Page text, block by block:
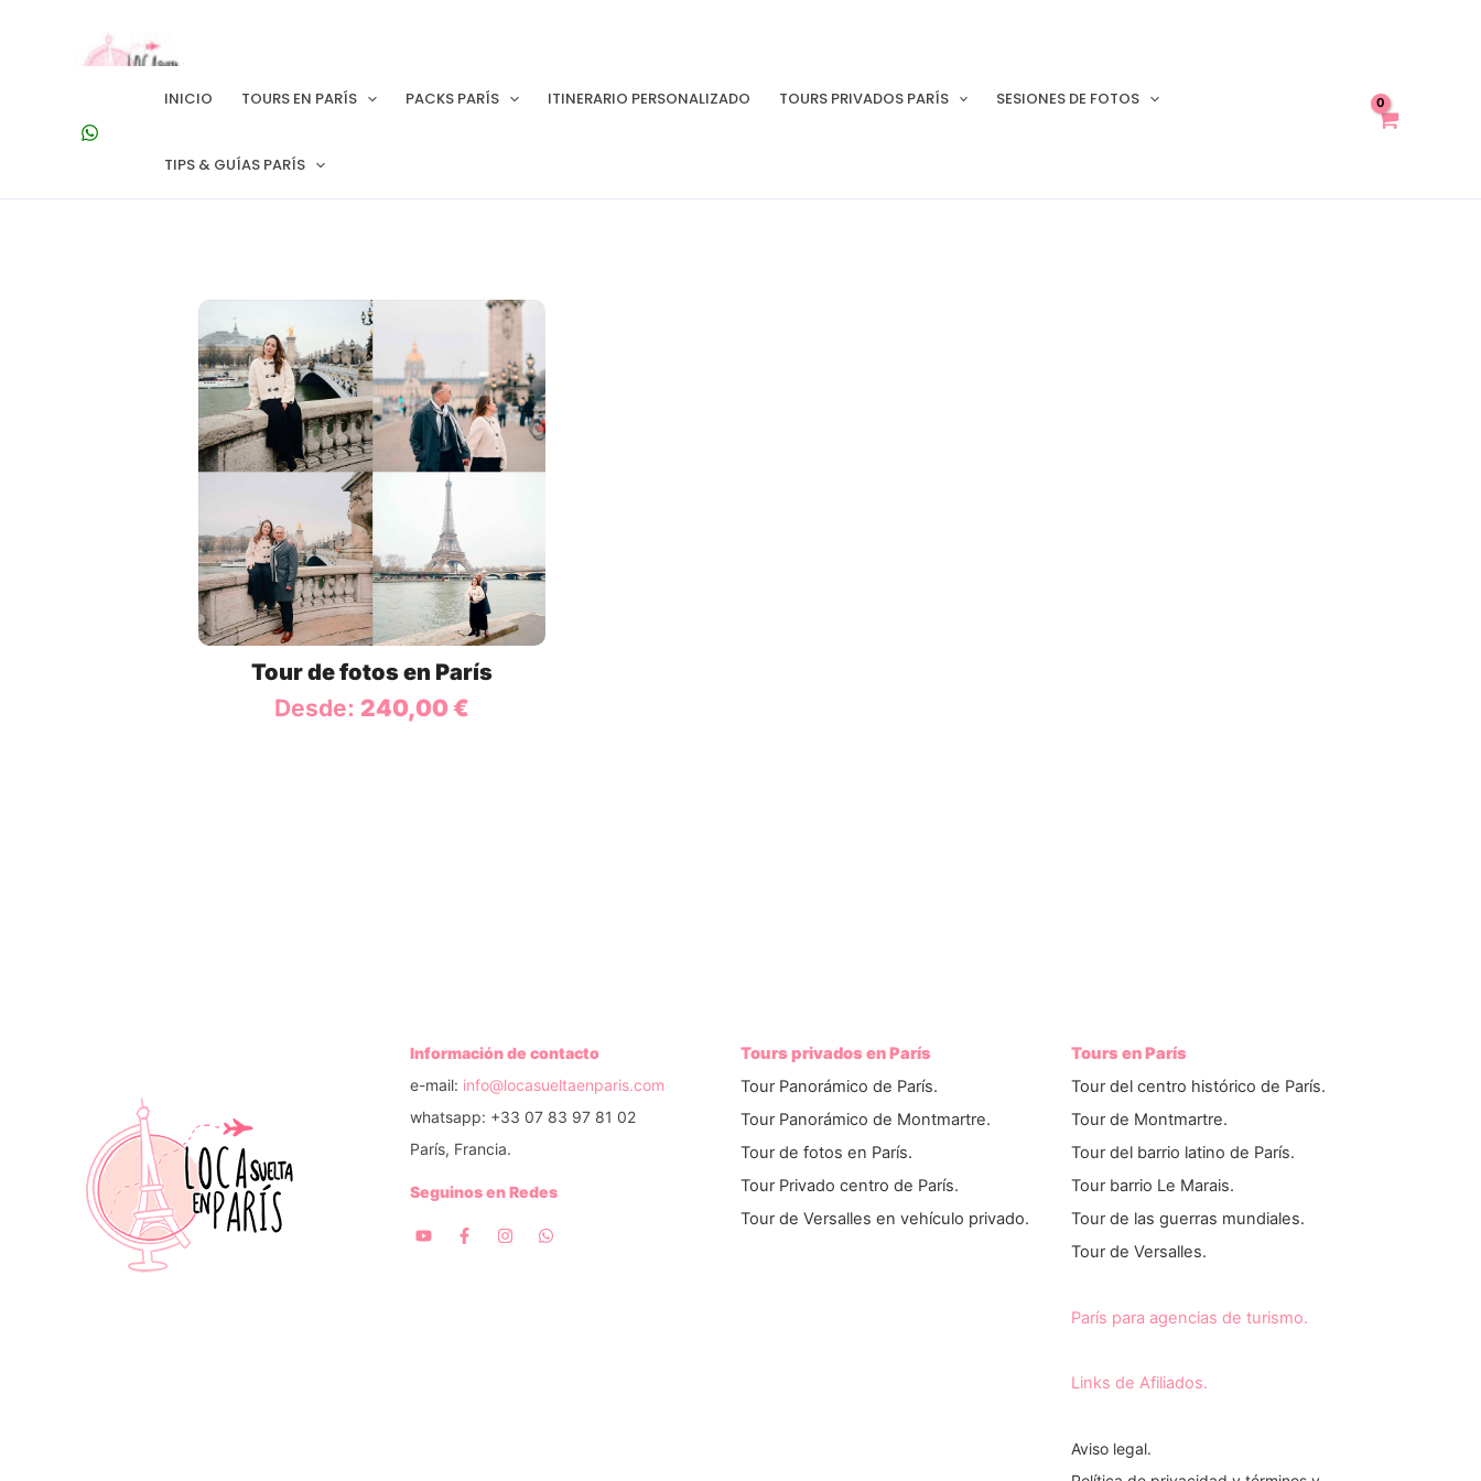
INICIO TOURS EN PARÍS PACKS PARÍS ITINERARIO PERSONALIZADO TOURS PRIVADOS PARÍS SESIONES DE FOTOS
TIPS & GUÍAS PARÍS
Tour de fotos en París
Desde: 240,00 €
Información de contacto
e-mail: info@locasueltaenparis.com
whatsapp: +33 07 83 97 81 02
París, Francia.
Seguinos en Redes
Tours privados en París
Tour Panorámico de París.
Tour Panorámico de Montmartre.
Tour de fotos en París.
Tour Privado centro de París.
Tour de Versalles en vehículo privado.
Tours en París
Tour del centro histórico de París.
Tour de Montmartre.
Tour del barrio latino de París.
Tour barrio Le Marais.
Tour de las guerras mundiales.
Tour de Versalles.
París para agencias de turismo.
Links de Afiliados.
Aviso legal.